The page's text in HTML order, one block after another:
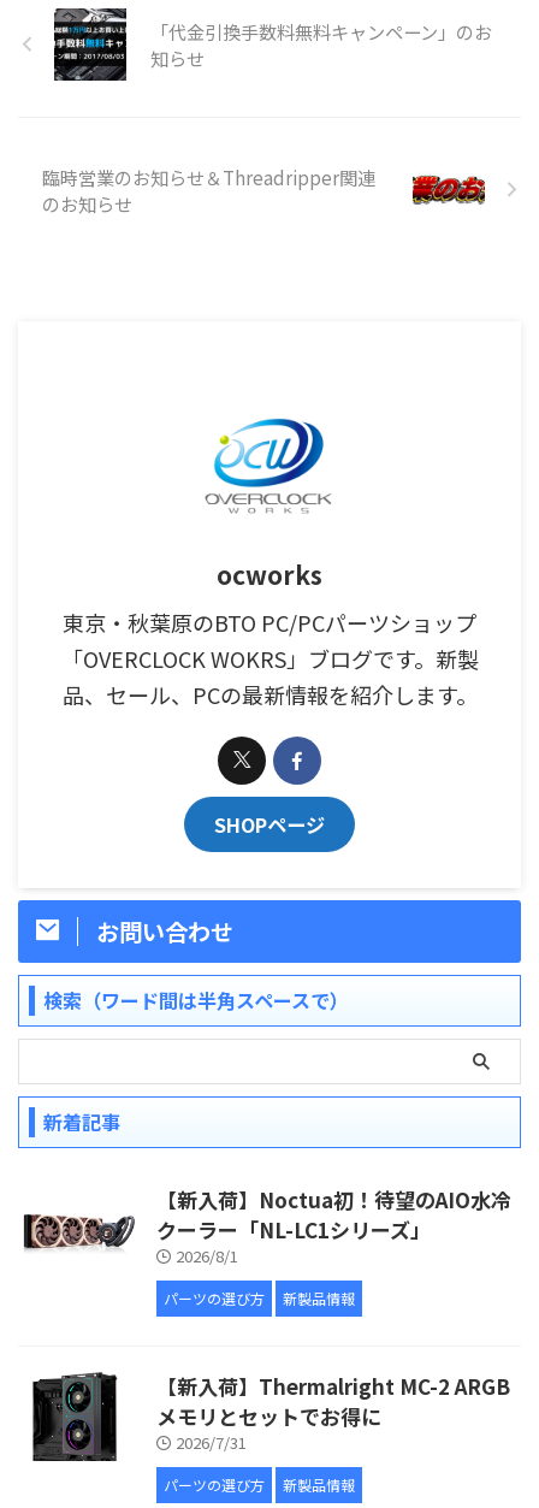
「代金引換手数料無料キャンペーン」のお
知らせ
臨時営業のお知らせ＆Threadripper関連
のお知らせ
ocworks
東京・秋葉原のBTO PC/PCパーツショップ
「OVERCLOCK WOKRS」ブログです。新製
品、セール、PCの最新情報を紹介します。
SHOPページ
お問い合わせ
検索（ワード間は半角スペースで）
新着記事
【新入荷】Noctua初！待望のAIO水冷
クーラー「NL-LC1シリーズ」
2026/8/1
パーツの選び方 新製品情報
【新入荷】Thermalright MC-2 ARGB
メモリとセットでお得に
2026/7/31
パーツの選び方 新製品情報